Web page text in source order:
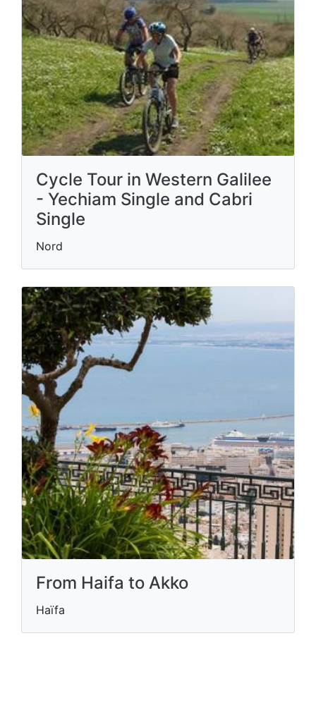
Cycle Tour in Western Galilee
- Yechiam Single and Cabri
Single
Nord
From Haifa to Akko
Haïfa